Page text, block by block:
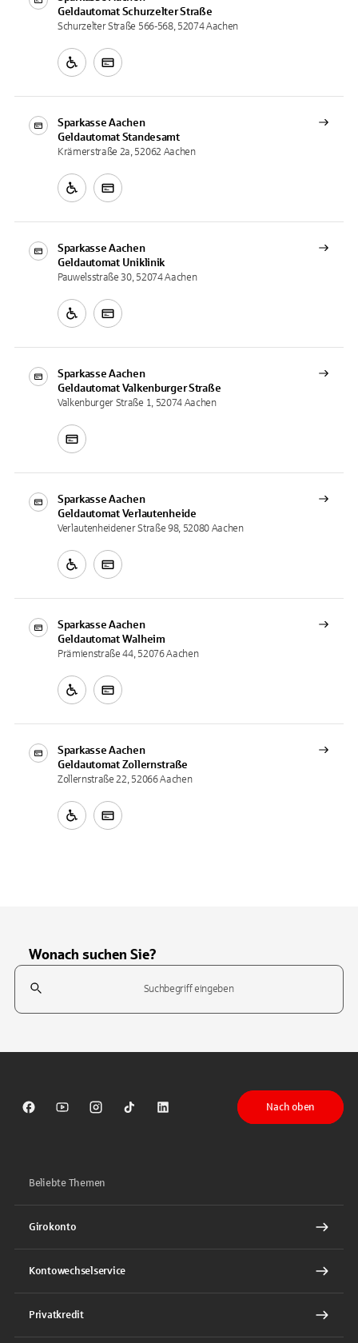
Geldautomat Schurzelter Straße
Schurzelter Straße 566-568, 52074 Aachen
Sparkasse Aachen
Geldautomat Standesamt
Krämerstraße 2a, 52062 Aachen
Sparkasse Aachen
Geldautomat Uniklinik
Pauwelsstraße 30, 52074 Aachen
Sparkasse Aachen
Geldautomat Valkenburger Straße
Valkenburger Straße 1, 52074 Aachen
Sparkasse Aachen
Geldautomat Verlautenheide
Verlautenheidener Straße 98, 52080 Aachen
Sparkasse Aachen
Geldautomat Walheim
Prämienstraße 44, 52076 Aachen
Sparkasse Aachen
Geldautomat Zollernstraße
Zollernstraße 22, 52066 Aachen
Wonach suchen Sie?
Suchfeld
Sparkasse auf Facebook
Sparkasse auf Youtube
Sparkasse auf Instagram
Sparkasse auf TikTok
Sparkasse auf LinkedIn
Nach oben
Beliebte Themen
Girokonto
Kontowechselservice
Privatkredit